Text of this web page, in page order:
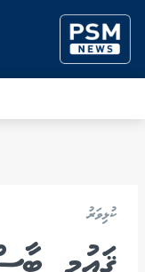
ކުޅިވަރު